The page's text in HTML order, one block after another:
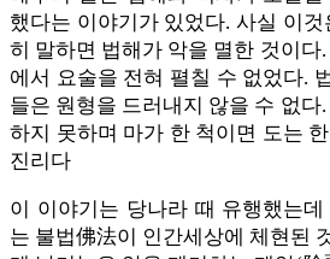
했다는 이야기가 있었다. 사실 이
히 말하면 법해가 악을 멸한 것이다
에서 요술을 전혀 펼칠 수 없었다.
들은 원형을 드러내지 않을 수 없다
하지 못하며 마가 한 척이면 도는
진리다
이 이야기는 당나라 때 유행했는
는 불법佛法이 인간세상에 체현된